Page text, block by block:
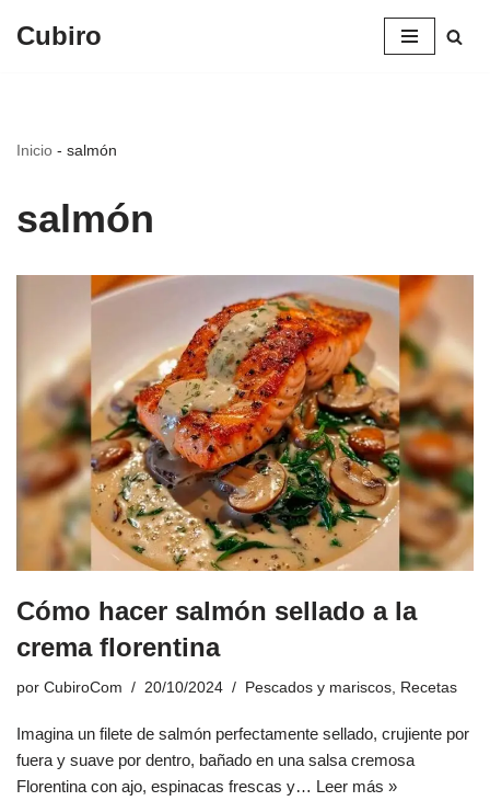
Cubiro
Inicio - salmón
salmón
Cómo hacer salmón sellado a la
crema florentina
por CubiroCom 20/10/2024 Pescados y mariscos, Recetas
Imagina un filete de salmón perfectamente sellado, crujiente por
fuera y suave por dentro, bañado en una salsa cremosa
Florentina con ajo, espinacas frescas y… Leer más »